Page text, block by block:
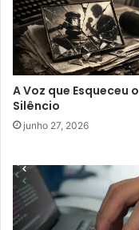
A Voz que Esqueceu o
Silêncio
junho 27, 2026